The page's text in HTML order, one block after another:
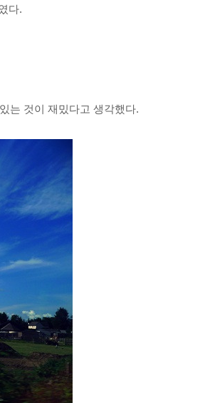
다.
는 것이 재밌다고 생각했다.